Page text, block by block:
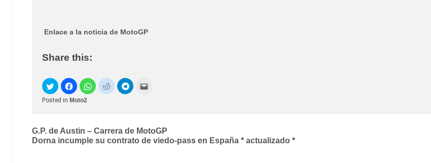
Enlace a la noticia de MotoGP
Share this:
Posted in Moto2
Post
navigation
G.P. de Austin – Carrera de MotoGP
Dorna incumple su contrato de viedo-pass en España * actualizado *